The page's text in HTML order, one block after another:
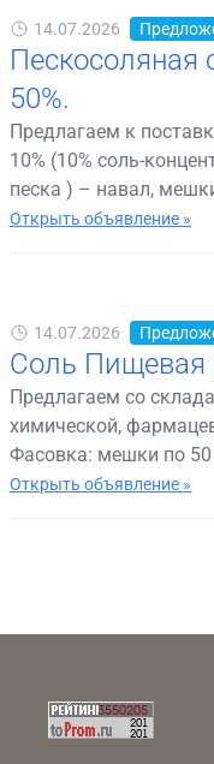
14.07.2026
Пескосоляная
50%.
Предлагаем к
10% (10% соль-
песка ) – навал,
Открыть объявление »
14.07.2026
Соль Пищевая
Предлагаем со
химической,
Фасовка: мешки по
Открыть объявление »